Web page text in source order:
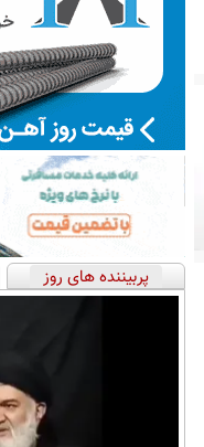
پربیننده های روز